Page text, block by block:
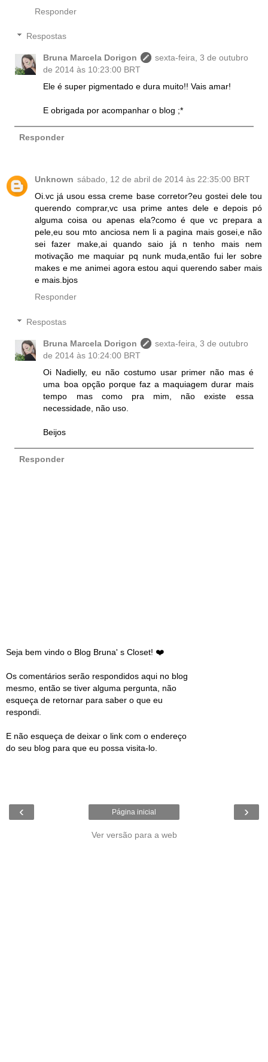
Responder
Respostas
Bruna Marcela Dorigon
sexta-feira, 3 de outubro
de 2014 às 10:23:00 BRT
Ele é super pigmentado e dura muito!! Vais amar!
E obrigada por acompanhar o blog ;*
Responder
Unknown sábado, 12 de abril de 2014 às 22:35:00 BRT
Oi.vc já usou essa creme base corretor?eu gostei dele tou
querendo comprar,vc usa prime antes dele e depois pó
alguma coisa ou apenas ela?como é que vc prepara a
pele,eu sou mto anciosa nem li a pagina mais gosei,e não
sei fazer make,ai quando saio já n tenho mais nem
motivação me maquiar pq nunk muda,então fui ler sobre
makes e me animei agora estou aqui querendo saber mais
e mais.bjos
Responder
Respostas
Bruna Marcela Dorigon
sexta-feira, 3 de outubro
de 2014 às 10:24:00 BRT
Oi Nadielly, eu não costumo usar primer não mas é
uma boa opção porque faz a maquiagem durar mais
tempo mas como pra mim, não existe essa
necessidade, não uso.
Beijos
Responder
Seja bem vindo o Blog Bruna' s Closet! ❤️
Os comentários serão respondidos aqui no blog
mesmo, então se tiver alguma pergunta, não
esqueça de retornar para saber o que eu
respondi.
E não esqueça de deixar o link com o endereço
do seu blog para que eu possa visita-lo.
‹ ›
Página inicial
Ver versão para a web